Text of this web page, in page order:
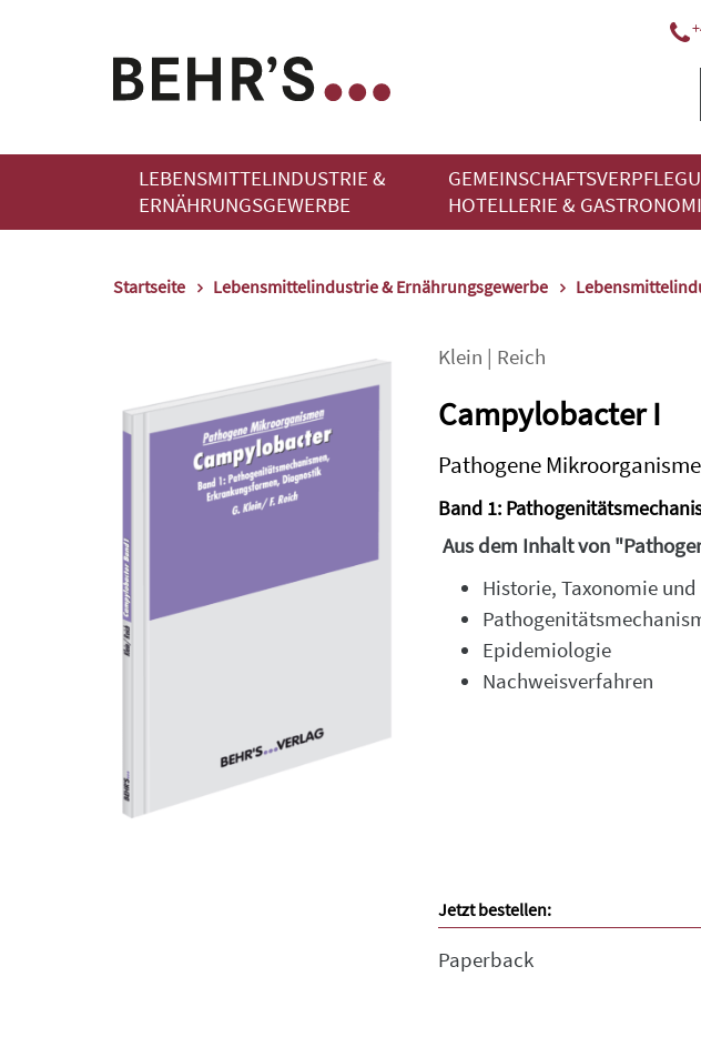
LEBENSMITTELINDUSTRIE &
ERNÄHRUNGSGEWERBE
HOTELLERIE &
Startseite Lebensmittelindustrie & Ernährungsgewerbe
Klein | Reich
Campylobacter I
Pathogene
Band 1:
Aus dem Inhalt von
Historie, Taxonomie
Epidemiologie
Nachweisverfahren
Jetzt bestellen:
Paperback